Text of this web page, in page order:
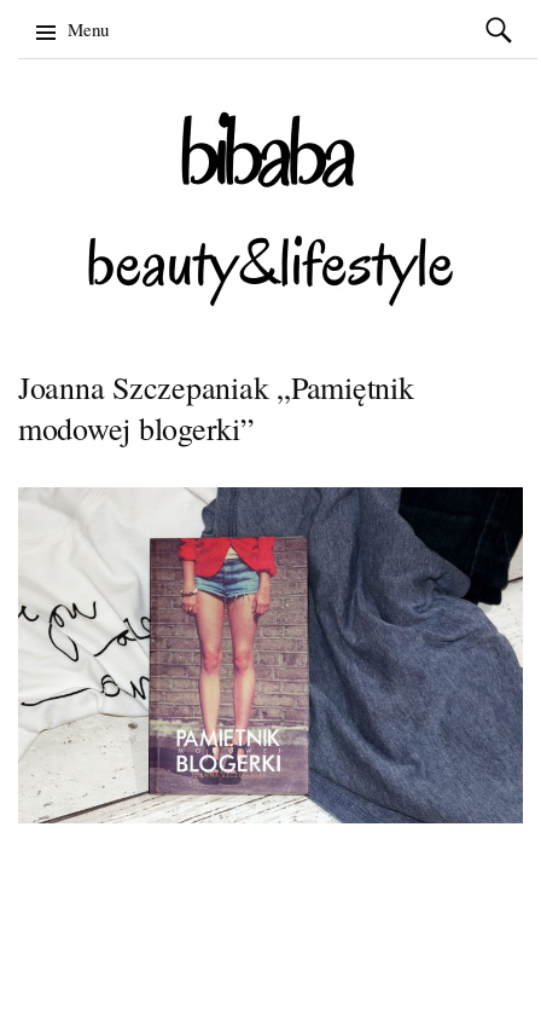
Menu
Szukaj:
Joanna Szczepaniak „Pamiętnik
modowej blogerki”